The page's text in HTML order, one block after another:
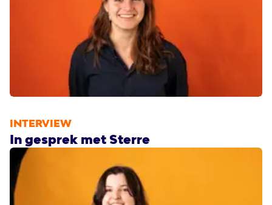
INTERVIEW
In gesprek met Sterre